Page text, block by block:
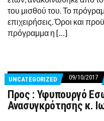
του μισθού του. Το
επιχειρήσεις. Όροι και
πρόγραμμα η […]
UNCATEGORIZED 09/10/2017
Προς : Υφυπουργό
Ανασυγκρότησης κ.